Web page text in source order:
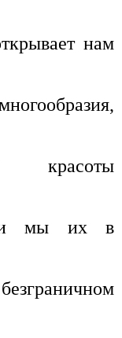
нам
красоты
ли мы их в